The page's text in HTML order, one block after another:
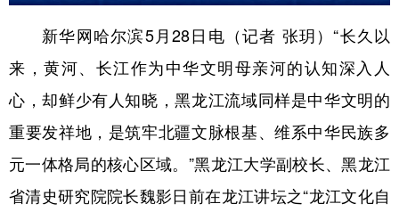
亚太网 上市公司 投教基地
地方频道
北京 天津 河北 山西
辽宁 吉林 上海 江苏
新华网哈尔滨5月28日电（记者 张玥）“长久以
来，黄河、长江作为中华文明母亲河的认知深入人
心，却鲜少有人知晓，黑龙江流域同样是中华文明的
重要发祥地，是筑牢北疆文脉根基、维系中华民族多
元一体格局的核心区域。”黑龙江大学副校长、黑龙江
省清史研究院院长魏影日前在龙江讲坛之“龙江文化自